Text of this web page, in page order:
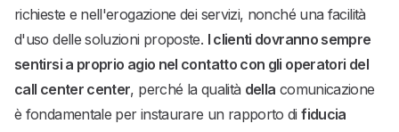
richieste e nell'erogazione dei servizi, nonché una facilità
d'uso delle soluzioni proposte. I clienti dovranno sempre
sentirsi a proprio agio nel contatto con gli operatori del
call center center, perché la qualità della comunicazione
è fondamentale per instaurare un rapporto difiducia